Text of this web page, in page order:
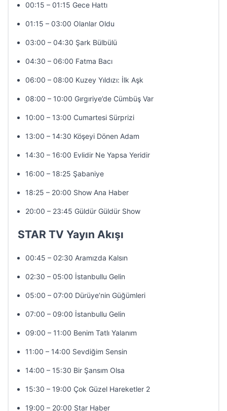
00:15 – 01:15 Gece Hattı
01:15 – 03:00 Olanlar Oldu
03:00 – 04:30 Şark Bülbülü
04:30 – 06:00 Fatma Bacı
06:00 – 08:00 Kuzey Yıldızı: İlk Aşk
08:00 – 10:00 Gırgıriye’de Cümbüş Var
10:00 – 13:00 Cumartesi Sürprizi
13:00 – 14:30 Köşeyi Dönen Adam
14:30 – 16:00 Evlidir Ne Yapsa Yeridir
16:00 – 18:25 Şabaniye
18:25 – 20:00 Show Ana Haber
20:00 – 23:45 Güldür Güldür Show
STAR TV Yayın Akışı
00:45 – 02:30 Aramızda Kalsın
02:30 – 05:00 İstanbullu Gelin
05:00 – 07:00 Dürüye’nin Güğümleri
07:00 – 09:00 İstanbullu Gelin
09:00 – 11:00 Benim Tatlı Yalanım
11:00 – 14:00 Sevdiğim Sensin
14:00 – 15:30 Bir Şansım Olsa
15:30 – 19:00 Çok Güzel Hareketler 2
19:00 – 20:00 Star Haber